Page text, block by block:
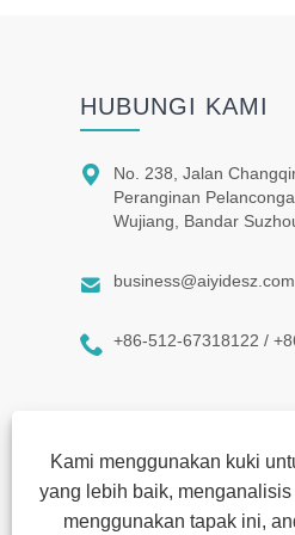
Kami menggunakan kuki
yang lebih baik,
menggunakan tapak ini,
HUBUNGI KAMI

No. 238, Jalan
Peranginan
Wujiang, Bandar
 business@aiyidesz.com
 +86-512-67318122 /